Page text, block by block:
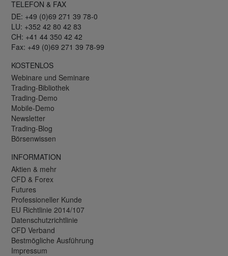
TELEFON & FAX
DE: +49 (0)69 271 39 78-0
LU: +352 42 80 42 83
CH: +41 44 350 42 42
Fax: +49 (0)69 271 39 78-99
KOSTENLOS
Webinare und Seminare
Trading-Bibliothek
Trading-Demo
Mobile-Demo
Newsletter
Trading-Blog
Börsenwissen
INFORMATION
Aktien & mehr
CFD & Forex
Futures
Professioneller Kunde
EU Richtlinie 2014/107
Datenschutzrichtlinie
CFD Verband
Bestmögliche Ausführung
Impressum